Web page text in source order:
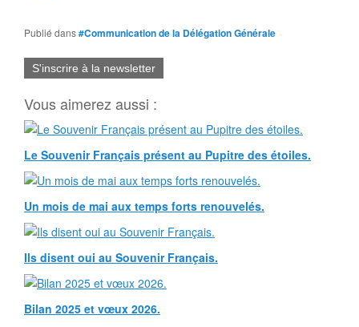
Publié dans#Communication de la Délégation Générale
S'inscrire à la newsletter
Vous aimerez aussi :
Le Souvenir Français présent au Pupitre des étoiles.
Un mois de mai aux temps forts renouvelés.
Ils disent oui au Souvenir Français.
Bilan 2025 et vœux 2026.